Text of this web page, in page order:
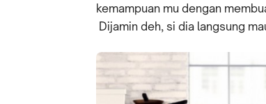
kemampuan mu dengan
Dijamin deh, si dia langsung